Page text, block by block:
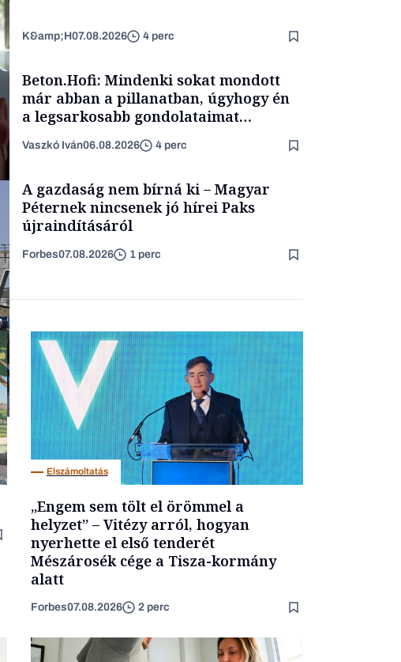
K&amp;H07.08.2026 4 perc
Beton.Hofi: Mindenki sokat mondott
már abban a pillanatban, úgyhogy én
a legsarkosabb gondolataimat
Vaszkó Iván06.08.2026 4 perc
A gazdaság nem bírná ki – Magyar
Péternek nincsenek jó hírei Paks
újraindításáról
Forbes07.08.2026 1 perc
Elszámoltatás
„Engem sem tölt el örömmel a
helyzet” – Vitézy arról, hogyan
nyerhette el első tenderét
Mészárosék cége a Tisza-kormány
alatt
Forbes07.08.2026 2 perc